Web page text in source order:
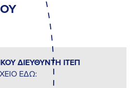
ΔΙΕΥΘΥΝΤΗ ΙΤΕΠ
ΕΔΩ: